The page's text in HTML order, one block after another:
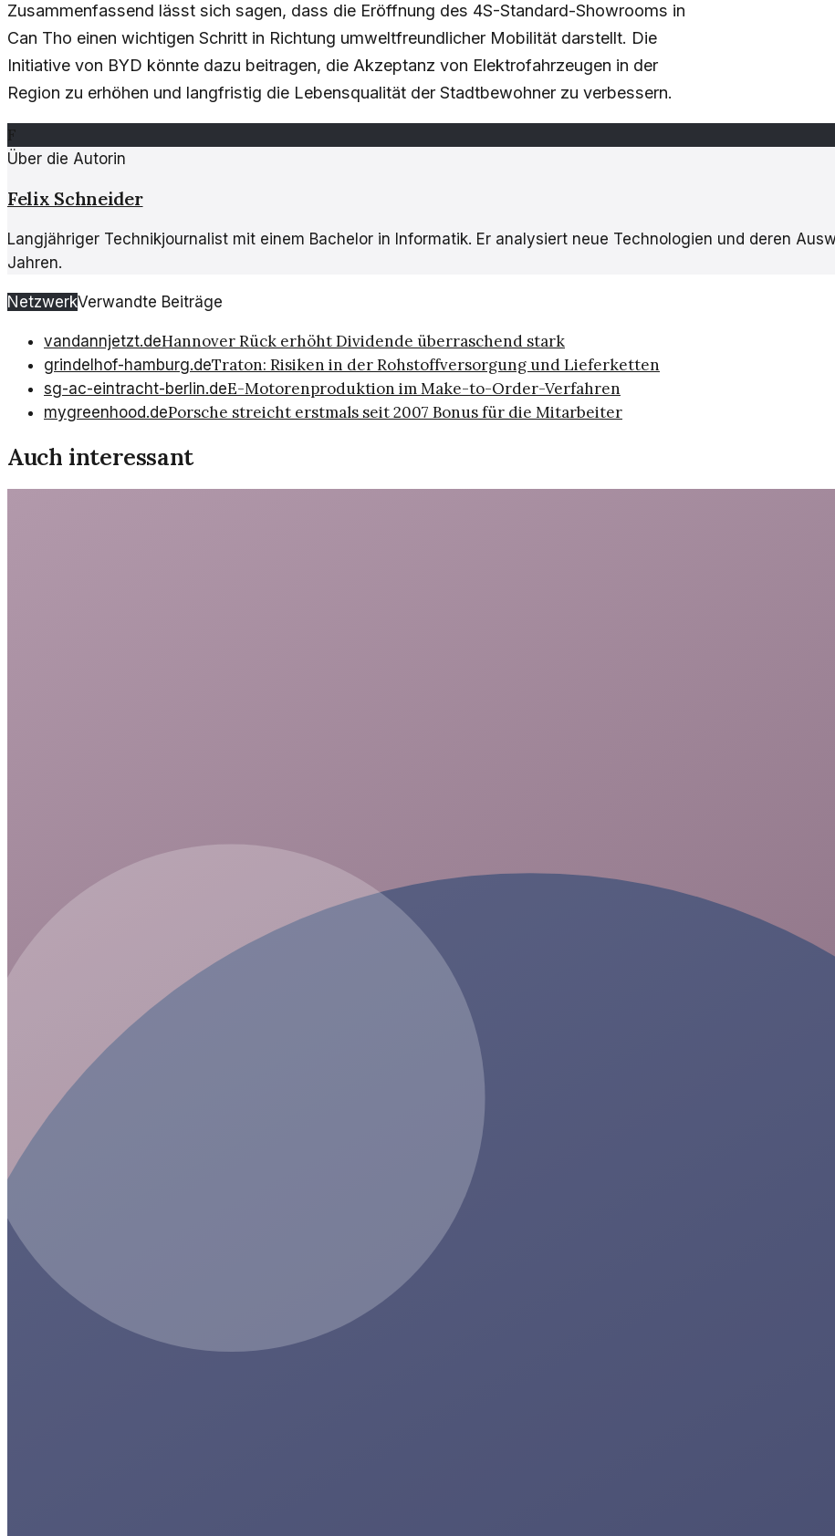
Zusammenfassend lässt sich sagen, dass die Eröffnung des 4S-Standard-Showrooms in
Can Tho einen wichtigen Schritt in Richtung umweltfreundlicher Mobilität darstellt. Die
Initiative von BYD könnte dazu beitragen, die Akzeptanz von Elektrofahrzeugen in der
Region zu erhöhen und langfristig die Lebensqualität der Stadtbewohner zu verbessern.
F
Über die Autorin
Felix Schneider
Langjähriger Technikjournalist mit einem Bachelor in Informatik. Er analysiert neue Technologien und deren
Jahren.
NetzwerkVerwandte Beiträge
vandannjetzt.deHannover Rück erhöht Dividende überraschend stark
grindelhof-hamburg.deTraton: Risiken in der Rohstoffversorgung und Lieferketten
sg-ac-eintracht-berlin.deE-Motorenproduktion im Make-to-Order-Verfahren
mygreenhood.dePorsche streicht erstmals seit 2007 Bonus für die Mitarbeiter
Auch interessant